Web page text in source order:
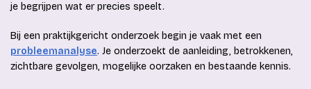
je begrijpen wat er precies speelt.
Bij een praktijkgericht onderzoek begin je vaak met een
probleemanalyse. Je onderzoekt de aanleiding, betrokkenen,
zichtbare gevolgen, mogelijke oorzaken en bestaande kennis.